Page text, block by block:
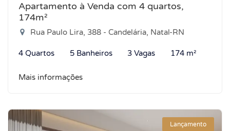
Apartamento à Venda com 4 quartos,
174m²
Rua Paulo Lira, 388 - Candelária, Natal-RN
4 Quartos 5 Banheiros 3 Vagas 174 m²
Mais informações
Lançamento